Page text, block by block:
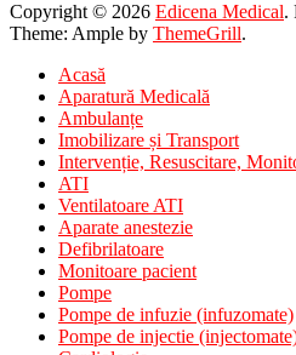
Copyright © 2026 Edicena Medical.
Theme: Ample by ThemeGrill.
Acasă
Aparatură Medicală
Ambulanțe
Imobilizare și Transport
Intervenție, Resuscitare,
ATI
Ventilatoare ATI
Aparate anestezie
Defibrilatoare
Monitoare pacient
Pompe
Pompe de infuzie (infuzomate)
Pompe de injectie